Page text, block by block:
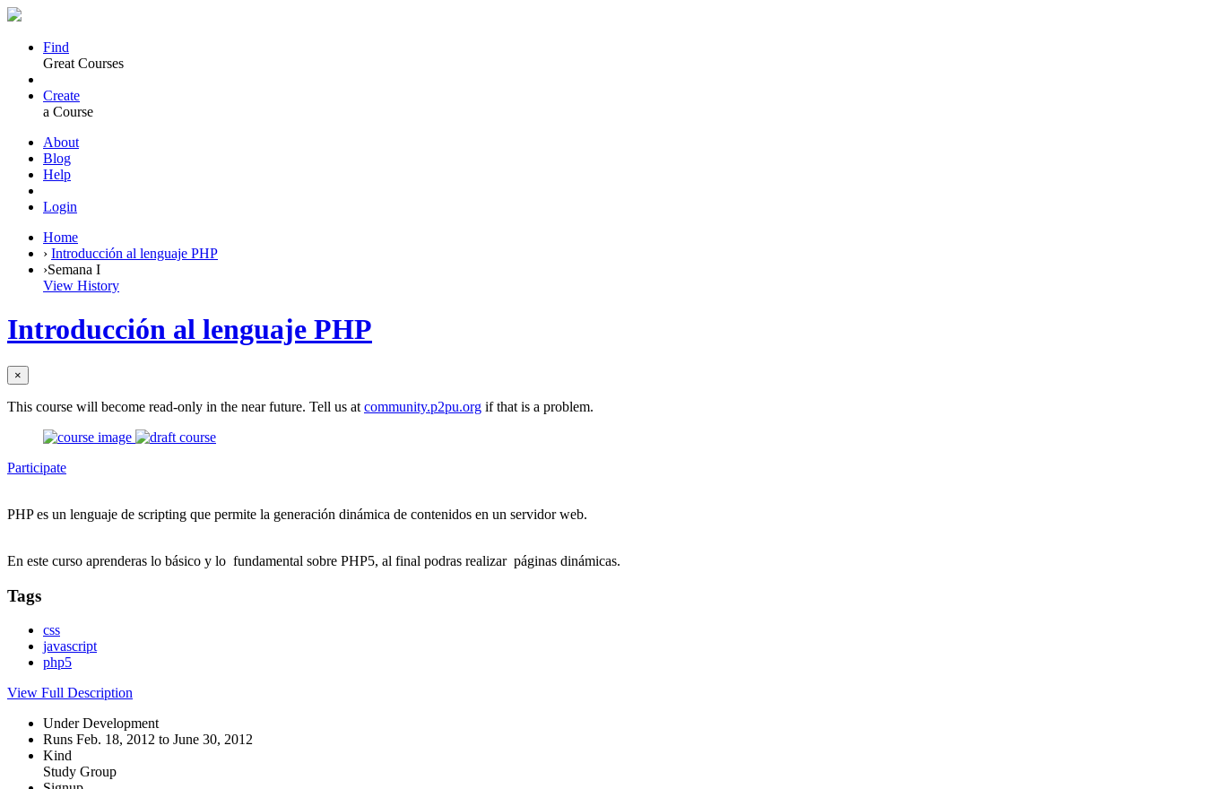
Find
Great Courses
Create
a Course
About
Blog
Help
Login
Home
› Introducción al lenguaje PHP
›Semana I
View History
Introducción al lenguaje PHP
×
This course will become read-only in the near future. Tell us at community.p2pu.org if that is a problem.
Participate
PHP es un lenguaje de scripting que permite la generación dinámica de contenidos en un servidor web.
En este curso aprenderas lo básico y lo fundamental sobre PHP5, al final podras realizar páginas dinámicas.
Tags
css
javascript
php5
View Full Description
Under Development
Runs Feb. 18, 2012 to June 30, 2012
Kind
Study Group